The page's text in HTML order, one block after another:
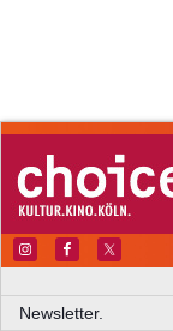
Newsletter.